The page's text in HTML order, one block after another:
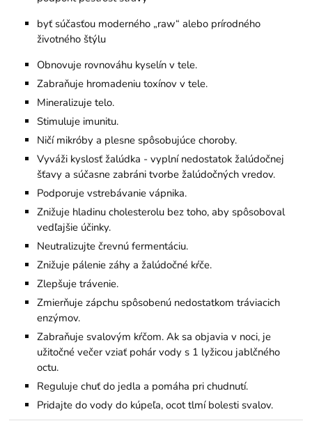
byť súčasťou moderného „raw“ alebo prírodného
životného štýlu
Obnovuje rovnováhu kyselín v tele.
Zabraňuje hromadeniu toxínov v tele.
Mineralizuje telo.
Stimuluje imunitu.
Ničí mikróby a plesne spôsobujúce choroby.
Vyváži kyslosť žalúdka - vyplní nedostatok žalúdočnej
šťavy a súčasne zabráni tvorbe žalúdočných vredov.
Podporuje vstrebávanie vápnika.
Znižuje hladinu cholesterolu bez toho, aby spôsoboval
vedľajšie účinky.
Neutralizujte črevnú fermentáciu.
Znižuje pálenie záhy a žalúdočné kŕče.
Zlepšuje trávenie.
Zmierňuje zápchu spôsobenú nedostatkom tráviacich
enzýmov.
Zabraňuje svalovým kŕčom. Ak sa objavia v noci, je
užitočné večer vziať pohár vody s 1 lyžicou jablčného
octu.
Reguluje chuť do jedla a pomáha pri chudnutí.
Pridajte do vody do kúpeľa, ocot tlmí bolesti svalov.